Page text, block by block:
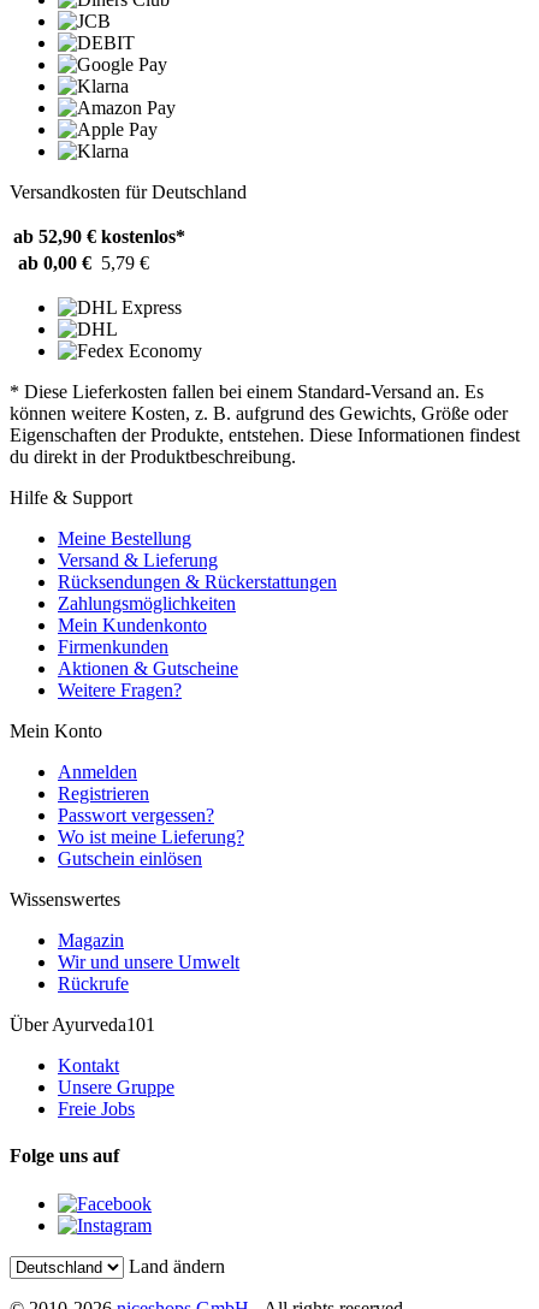
Versandkosten für Deutschland
ab 52,90 € kostenlos*
ab 0,00 € 5,79 €
* Diese Lieferkosten fallen bei einem Standard-Versand an. Es
können weitere Kosten, z. B. aufgrund des Gewichts, Größe oder
Eigenschaften der Produkte, entstehen. Diese Informationen findest
du direkt in der Produktbeschreibung.
Hilfe & Support
Meine Bestellung
Versand & Lieferung
Rücksendungen & Rückerstattungen
Zahlungsmöglichkeiten
Mein Kundenkonto
Firmenkunden
Aktionen & Gutscheine
Weitere Fragen?
Mein Konto
Anmelden
Registrieren
Passwort vergessen?
Wo ist meine Lieferung?
Gutschein einlösen
Wissenswertes
Magazin
Wir und unsere Umwelt
Rückrufe
Über Ayurveda101
Kontakt
Unsere Gruppe
Freie Jobs
Folge uns auf
Land ändern